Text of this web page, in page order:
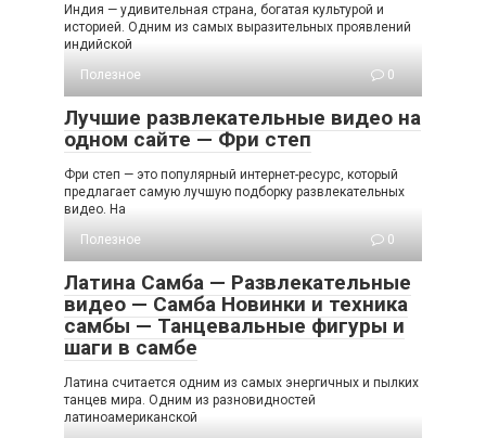
Индия — удивительная страна, богатая культурой и
историей. Одним из самых выразительных проявлений
индийской
Полезное
0
Лучшие развлекательные видео на
одном сайте — Фри степ
Фри степ — это популярный интернет-ресурс, который
предлагает самую лучшую подборку развлекательных
видео. На
Полезное
0
Латина Самба — Развлекательные
видео — Самба Новинки и техника
самбы — Танцевальные фигуры и
шаги в самбе
Латина считается одним из самых энергичных и пылких
танцев мира. Одним из разновидностей
латиноамериканской